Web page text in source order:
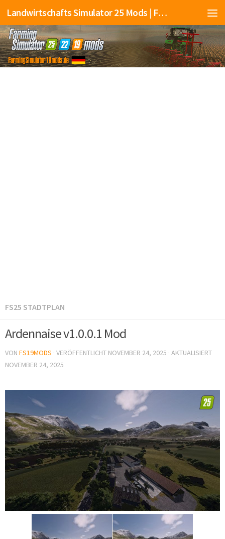
Landwirtschafts Simulator 25 Mods | Farming Simulator 25 Mods | FS25 Mods
FS25 STADTPLAN
Ardennaise v1.0.0.1 Mod
VON FS19MODS · VERÖFFENTLICHT NOVEMBER 24, 2025 · AKTUALISIERT
NOVEMBER 24, 2025